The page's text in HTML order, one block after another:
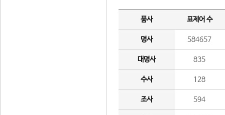
품사 표제어 수
명사 584657
대명사 835
수사 128
조사 594